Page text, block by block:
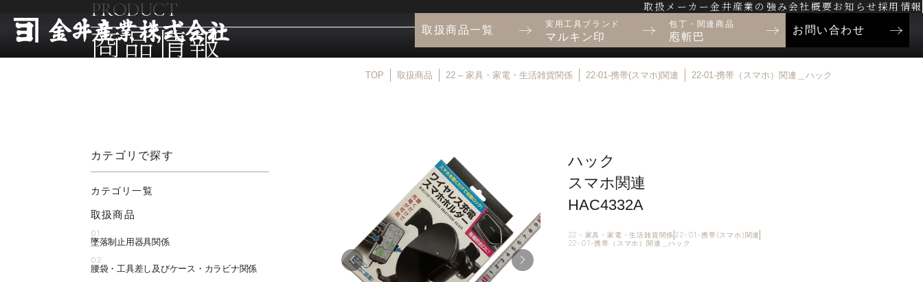
取扱メーカー金井産業の強み 会社概要お知らせ 採用情報
取扱商品一覧 実用工具ブランド
マルキン印
包丁・関連商品
庖斬巴
お問い合わせ
PRODUCT
商品情報
TOP 取扱商品 22 – 家具・家電・生活雑貨関係 22-01-携帯(スマホ)関連 22-01-携帯（スマホ）関連＿ハック
ハック
スマホ関連
HAC4332A
22 – 家具・家電・生活雑貨関係 22-01-携帯(スマホ)関連
22-01-携帯（スマホ）関連＿ハック
カテゴリで探す
カテゴリ一覧
取扱商品
01
墜落制止用器具関係
02
腰袋・工具差し及びケース・カラビナ関係